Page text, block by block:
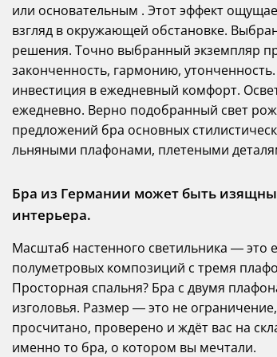
или основательным . Этот эффект
взгляд в окружающей обстановке.
решения. Точно выбранный экземпляр
законченность, гармонию,
инвестиция в ежедневный комфорт.
ежедневно. Верно подобранный свет
предложений бра основных
льняными плафонами, плетеными
Бра из Германии может быть
интерьера.
Масштаб настенного светильника — это
полуметровых композиций с тремя
Просторная спальня? Бра с двумя
изголовья. Размер — это не
просчитано, проверено и ждёт вас на
именно то бра, о котором вы мечтали.